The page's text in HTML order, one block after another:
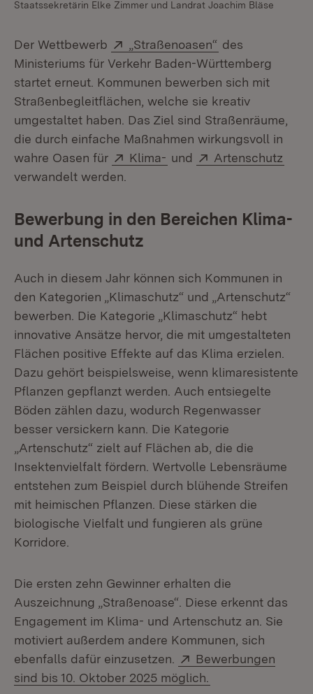
Staatssekretärin Elke Zimmer und Landrat Joachim Bläse
Der Wettbewerb Extern:
„Straßenoasen“ (Öffnet in
des
Ministeriums für Verkehr Baden-Württemberg
startet erneut. Kommunen bewerben sich mit
Straßenbegleitflächen, welche sie kreativ
umgestaltet haben. Das Ziel sind Straßenräume,
die durch einfache Maßnahmen wirkungsvoll in
wahre Oasen für
Extern:
Klima- (Öffnet in neuem Fenster)
und Extern:
Artenschutz
verwandelt werden.
Bewerbung in den Bereichen Klima-
und Artenschutz
Auch in diesem Jahr können sich Kommunen in
den Kategorien „Klimaschutz“ und „Artenschutz“
bewerben. Die Kategorie „Klimaschutz“ hebt
innovative Ansätze hervor, die mit umgestalteten
Flächen positive Effekte auf das Klima erzielen.
Dazu gehört beispielsweise, wenn klimaresistente
Pflanzen gepflanzt werden. Auch entsiegelte
Böden zählen dazu, wodurch Regenwasser
besser versickern kann. Die Kategorie
„Artenschutz“ zielt auf Flächen ab, die die
Insektenvielfalt fördern. Wertvolle Lebensräume
entstehen zum Beispiel durch blühende Streifen
mit heimischen Pflanzen. Diese stärken die
biologische Vielfalt und fungieren als grüne
Korridore.
Die ersten zehn Gewinner erhalten die
Auszeichnung „Straßenoase“. Diese erkennt das
Engagement im Klima- und Artenschutz an. Sie
motiviert außerdem andere Kommunen, sich
ebenfalls dafür einzusetzen.
Extern:
Bewerbungen
sind bis 10. Oktober 2025 möglich.